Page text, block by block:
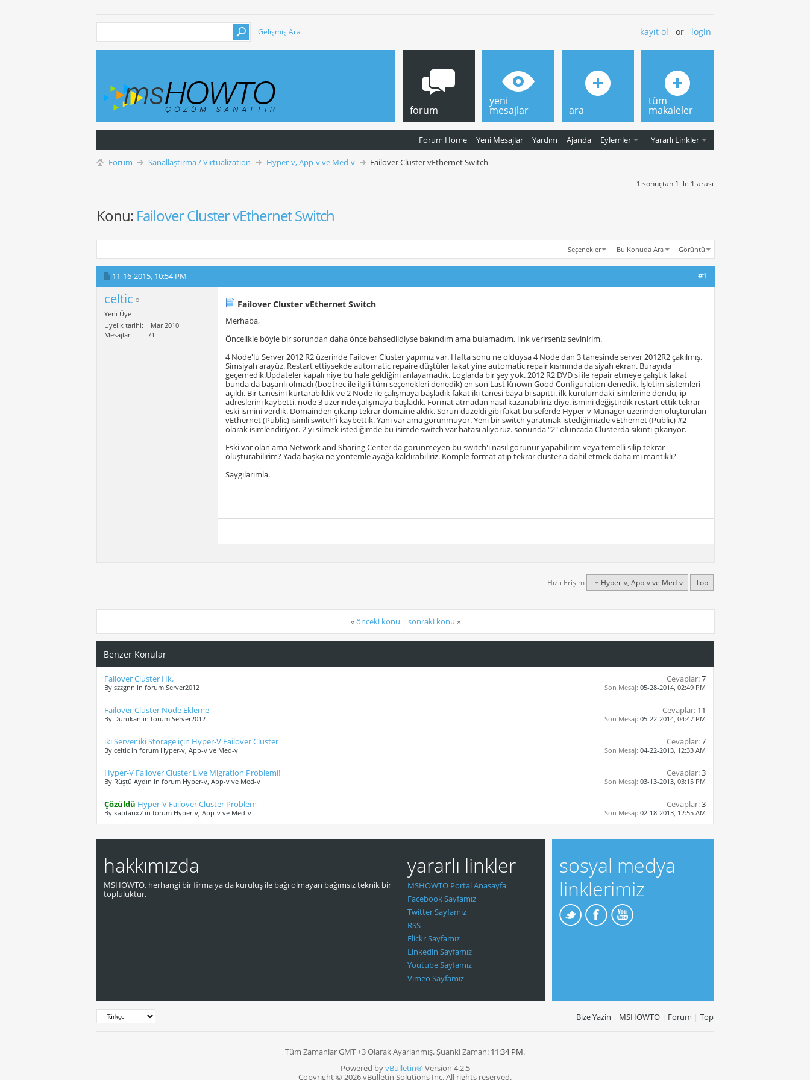
Gelişmiş Ara kayıt ol or login
forum
Forum Home Yeni Mesajlar Yardım Ajanda Eylemler Yararlı Linkler
yeni
mesajlar ara
tüm
makaleler
Forum Sanallaştırma / Virtualization Hyper-v, App-v ve Med-v Failover Cluster vEthernet Switch
1 sonuçtan 1 ile 1 arası
Konu: Failover Cluster vEthernet Switch
Seçenekler Bu Konuda Ara Görüntü
11-16-2015, 10:54 PM #1
celtic
Yeni Üye
Üyelik tarihi
Mar 2010
Mesajlar
71
Failover Cluster vEthernet Switch
Merhaba,
Öncelikle böyle bir sorundan daha önce bahsedildiyse bakındım ama bulamadım, link verirseniz sevinirim.
4 Node'lu Server 2012 R2 üzerinde Failover Cluster yapımız var. Hafta sonu ne olduysa 4 Node dan 3 tanesinde server 2012R2 çakılmış.
Simsiyah arayüz. Restart ettiysekde automatic repaire düştüler fakat yine automatic repair kısmında da siyah ekran. Burayıda
geçemedik.Updateler kapalı niye bu hale geldiğini anlayamadık. Loglarda bir şey yok. 2012 R2 DVD si ile repair etmeye çalıştık fakat
bunda da başarılı olmadı (bootrec ile ilgili tüm seçenekleri denedik) en son Last Known Good Configuration denedik. İşletim sistemleri
açıldı. Bir tanesini kurtarabildik ve 2 Node ile çalışmaya başladık fakat iki tanesi baya bi sapıttı. ilk kurulumdaki isimlerine döndü, ip
adreslerini kaybetti. node 3 üzerinde çalışmaya başladık. Format atmadan nasıl kazanabiliriz diye. ismini değiştirdik restart ettik tekrar
eski ismini verdik. Domainden çıkarıp tekrar domaine aldık. Sorun düzeldi gibi fakat bu seferde Hyper-v Manager üzerinden oluşturulan
vEthernet (Public) isimli switch'i kaybettik. Yani var ama görünmüyor. Yeni bir switch yaratmak istediğimizde vEthernet (Public) #2
olarak isimlendiriyor. 2'yi silmek istediğimde bu isimde switch var hatası alıyoruz. sonunda "2" oluncada Clusterda sıkıntı çıkarıyor.
Eski var olan ama Network and Sharing Center da görünmeyen bu switch'i nasıl görünür yapabilirim veya temelli silip tekrar
oluşturabilirim? Yada başka ne yöntemle ayağa kaldırabiliriz. Komple format atıp tekrar cluster'a dahil etmek daha mı mantıklı?
Saygılarımla.
Hızlı Erişim Hyper-v, App-v ve Med-v Top
«önceki konu | sonraki konu »
Benzer Konular
Failover Cluster Hk.
By szzgnn in forum Server2012
Cevaplar:7
Son Mesaj: 05-28-2014, 02:49 PM
Failover Cluster Node Ekleme
By Durukan in forum Server2012
Cevaplar: 11
Son Mesaj: 05-22-2014, 04:47 PM
iki Server iki Storage için Hyper-V Failover Cluster
By celtic in forum Hyper-v, App-v ve Med-v
Cevaplar:7
Son Mesaj: 04-22-2013, 12:33 AM
Hyper-V Failover Cluster Live Migration Problemi!
By Rüştü Aydın in forum Hyper-v, App-v ve Med-v
Cevaplar:3
Son Mesaj: 03-13-2013, 03:15 PM
Çözüldü Hyper-V Failover Cluster Problem
By kaptanx7 in forum Hyper-v, App-v ve Med-v
Cevaplar:3
Son Mesaj: 02-18-2013, 12:55 AM
hakkımızda
MSHOWTO, herhangi bir firma ya da kuruluş ile bağı olmayan bağımsız teknik bir
topluluktur.
yararlı linkler
MSHOWTO Portal Anasayfa
Facebook Sayfamız
Twitter Sayfamız
RSS
Flickr Sayfamız
Linkedin Sayfamız
Youtube Sayfamız
Vimeo Sayfamız
sosyal medya
linklerimiz
Bize Yazin | MSHOWTO | Forum | Top
Tüm Zamanlar GMT +3 Olarak Ayarlanmış. Şuanki Zaman: 11:34 PM.
Powered byvBulletin®Version 4.2.5
Copyright © 2026 vBulletin Solutions Inc. All rights reserved.